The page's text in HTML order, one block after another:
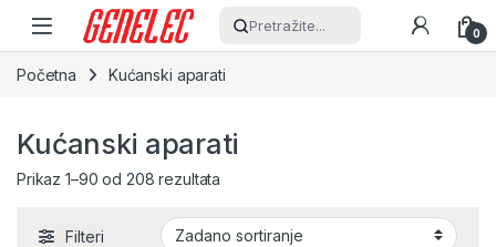
Skip to navigation
Skip to content
Pretražite... 0
Početna Kućanski aparati
Kućanski aparati
Prikaz 1–90 od 208 rezultata
Filteri